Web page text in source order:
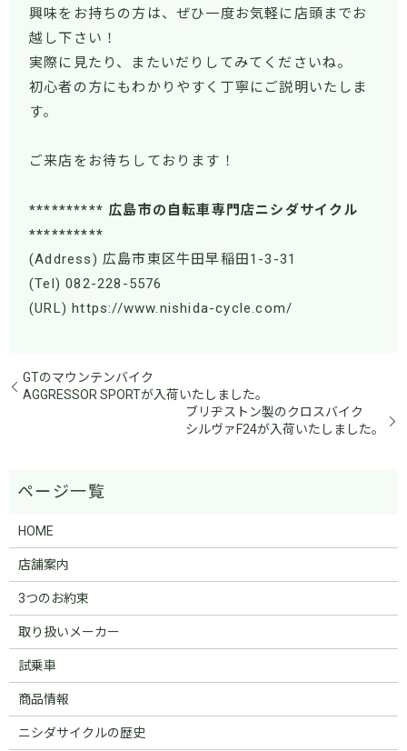
興味をお持ちの方は、ぜひ一度お気軽に店頭までお
越し下さい！
実際に見たり、またいだりしてみてくださいね。
初心者の方にもわかりやすく丁寧にご説明いたしま
す。
ご来店をお待ちしております！
********** 広島市の自転車専門店ニシダサイクル
**********
(Address) 広島市東区牛田早稲田1-3-31
(Tel) 082-228-5576
(URL) https://www.nishida-cycle.com/
GTのマウンテンバイク
AGGRESSOR SPORTが入荷いたしました。
ブリヂストン製のクロスバイク
シルヴァF24が入荷いたしました。
HOME
店舗案内
3つのお約束
取り扱いメーカー
試乗車
商品情報
ニシダサイクルの歴史